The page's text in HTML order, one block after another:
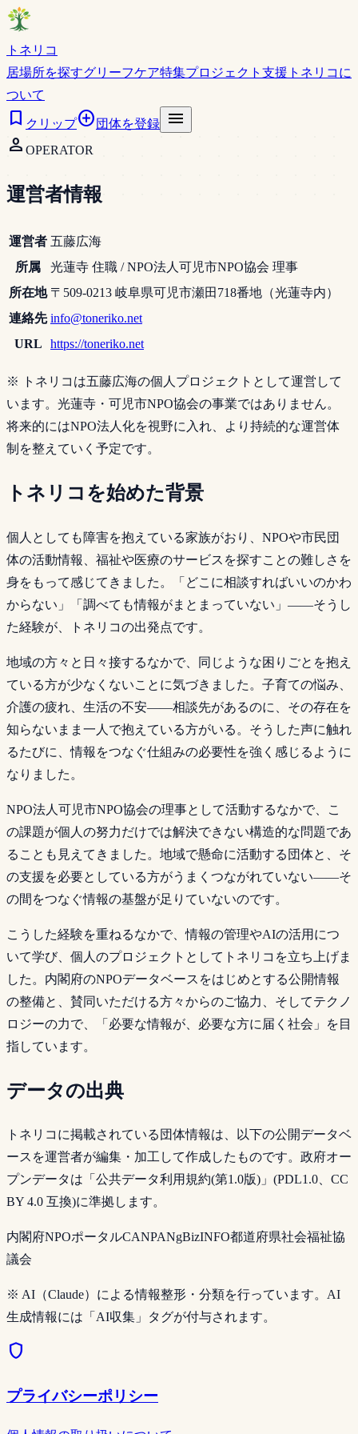
トネリコ
居場所を探すグリーフケア特集プロジェクト支援 トネリコに
ついて
bookmark クリップadd_circle 団体を登録
menu
person OPERATOR
運営者情報
運営者 五藤広海
所属
光蓮寺 住職 / NPO法人可児市NPO協会 理事
所在地 〒509-0213 岐阜県可児市瀬田718番地（光蓮寺内）
連絡先 info@toneriko.net
URL
https://toneriko.net
※ トネリコは五藤広海の個人プロジェクトとして運営して
います。光蓮寺・可児市NPO協会の事業ではありません。
将来的にはNPO法人化を視野に入れ、より持続的な運営体
制を整えていく予定です。
トネリコを始めた背景
個人としても障害を抱えている家族がおり、NPOや市民団
体の活動情報、福祉や医療のサービスを探すことの難しさを
身をもって感じてきました。「どこに相談すればいいのかわ
からない」「調べても情報がまとまっていない」——そうし
た経験が、トネリコの出発点です。
地域の方々と日々接するなかで、同じような困りごとを抱え
ている方が少なくないことに気づきました。子育ての悩み、
介護の疲れ、生活の不安——相談先があるのに、その存在を
知らないまま一人で抱えている方がいる。そうした声に触れ
るたびに、情報をつなぐ仕組みの必要性を強く感じるように
なりました。
NPO法人可児市NPO協会の理事として活動するなかで、こ
の課題が個人の努力だけでは解決できない構造的な問題であ
ることも見えてきました。地域で懸命に活動する団体と、そ
の支援を必要としている方がうまくつながれていない——そ
の間をつなぐ情報の基盤が足りていないのです。
こうした経験を重ねるなかで、情報の管理やAIの活用につ
いて学び、個人のプロジェクトとしてトネリコを立ち上げま
した。内閣府のNPOデータベースをはじめとする公開情報
の整備と、賛同いただける方々からのご協力、そしてテクノ
ロジーの力で、「必要な情報が、必要な方に届く社会」を目
指しています。
データの出典
トネリコに掲載されている団体情報は、以下の公開データベ
ースを運営者が編集・加工して作成したものです。政府オー
プンデータは「公共データ利用規約(第1.0版)」(PDL1.0、CC
BY 4.0 互換)に準拠します。
内閣府NPOポータルCANPANgBizINFO都道府県社会福祉協
議会
※ AI（Claude）による情報整形・分類を行っています。AI
生成情報には「AI収集」タグが付与されます。
shield
プライバシーポリシー